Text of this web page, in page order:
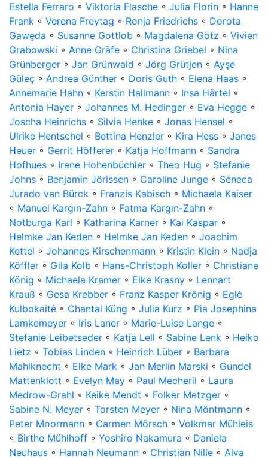
Estella Ferraro ◦ Viktoria Flasche ◦ Julia Florin ◦ Hanne
Frank ◦ Verena Freytag ◦ Ronja Friedrichs ◦ Dorota
Gawęda ◦ Susanne Gottlob ◦ Magdalena Götz ◦ Vivien
Grabowski ◦ Anne Gräfe ◦ Christina Griebel ◦ Nina
Grünberger ◦ Jan Grünwald ◦ Jörg Grütjen ◦ Ayşe
Güleç ◦ Andrea Günther ◦ Doris Guth ◦ Elena Haas ◦
Annemarie Hahn ◦ Kerstin Hallmann ◦ Insa Härtel ◦
Antonia Hayer ◦ Johannes M. Hedinger ◦ Eva Hegge ◦
Joscha Heinrichs ◦ Silvia Henke ◦ Jonas Hensel ◦
Ulrike Hentschel ◦ Bettina Henzler ◦ Kira Hess ◦ Janes
Heuer ◦ Gerrit Höfferer ◦ Katja Hoffmann ◦ Sandra
Hofhues ◦ Irene Hohenbüchler ◦ Theo Hug ◦ Stefanie
Johns ◦ Benjamin Jörissen ◦ Caroline Junge ◦ Séneca
Jurado van Bürck ◦ Franzis Kabisch ◦ Michaela Kaiser
◦ Manuel Kargın-Zahn ◦ Fatma Kargın-Zahn ◦
Notburga Karl ◦ Katharina Karner ◦ Kai Kaspar ◦
Helmke Jan Keden ◦ Helmke Jan Keden ◦ Joachim
Kettel ◦ Johannes Kirschenmann ◦ Kristin Klein ◦ Nadja
Köffler ◦ Gila Kolb ◦ Hans-Christoph Koller ◦ Christiane
König ◦ Michaela Kramer ◦ Elke Krasny ◦ Lennart
Krauß ◦ Gesa Krebber ◦ Franz Kasper Krönig ◦ Eglė
Kulbokaitė ◦ Chantal Küng ◦ Julia Kurz ◦ Pia Josephina
Lamkemeyer ◦ Iris Laner ◦ Marie-Luise Lange ◦
Stefanie Leibetseder ◦ Katja Lell ◦ Sabine Lenk ◦ Heiko
Lietz ◦ Tobias Linden ◦ Heinrich Lüber ◦ Barbara
Mahlknecht ◦ Elke Mark ◦ Jan Merlin Marski ◦ Gundel
Mattenklott ◦ Evelyn May ◦ Paul Mecheril ◦ Laura
Medrow-Grahl ◦ Keike Mendt ◦ Folker Metzger ◦
Sabine N. Meyer ◦ Torsten Meyer ◦ Nina Möntmann ◦
Peter Moormann ◦ Carmen Mörsch ◦ Volkmar Mühleis
◦ Birthe Mühlhoff ◦ Yoshiro Nakamura ◦ Daniela
Neuhaus ◦ Hannah Neumann ◦ Christian Nille ◦ Alva